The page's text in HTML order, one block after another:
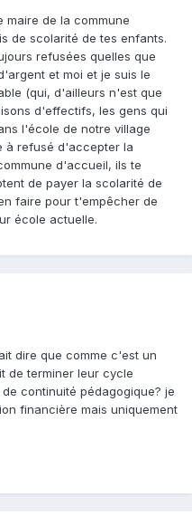
maire de la commune
de scolarité de tes enfants.
refusées quelles que
et moi et je suis le
(qui, d'ailleurs n'est que
d'effectifs, les gens qui
l'école de notre village
à refusé d'accepter la
d'accueil, ils te
de payer la scolarité de
faire pour t'empêcher de
école actuelle.
dire que comme c'est un
de terminer leur cycle
continuité pédagogique? je
financière mais uniquement